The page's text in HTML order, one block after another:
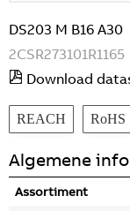
DS203 M B16 A30
2CSR273101R1165
Download
REACH RoHS
Algemene
Assortiment